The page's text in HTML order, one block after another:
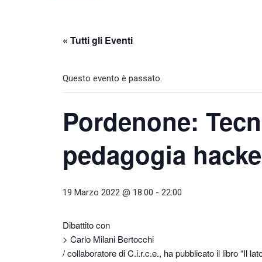
« Tutti gli Eventi
Questo evento è passato.
Pordenone:
pedagogia
19 Marzo 2022 @ 18:00 - 22:00
Dibattito con
> Carlo Milani Bertocchi
/ collaboratore di C.i.r.c.e., ha pubblicato il libro “Il